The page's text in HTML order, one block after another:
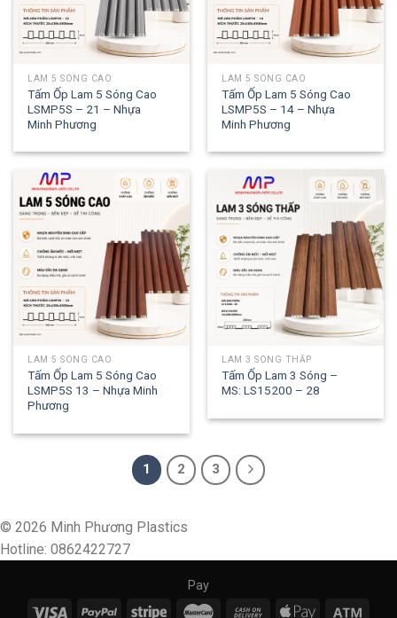
LAM 5 SÓNG CAO
Tấm Ốp Lam 5 Sóng Cao
LSMP5S – 21 – Nhựa
Minh Phương
LAM 5 SÓNG CAO
Tấm Ốp Lam 5 Sóng Cao
LSMP5S – 14 – Nhựa
Minh Phương
LAM 5 SÓNG CAO
Tấm Ốp Lam 5 Sóng Cao
LSMP5S 13 – Nhựa Minh
Phương
LAM 3 SÓNG THẤP
Tấm Ốp Lam 3 Sóng –
MS: LS15200 – 28
1 2 3
© 2026 Minh Phương Plastics
Hotline: 0862422727
Pay